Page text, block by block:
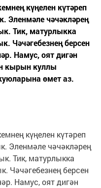
күңелен күтәреп
Эленмәле чәчәкләрең
Тик, матурлыкка
Чәчәгебезнең берсен
Намус, оят дигән
кырын куллы
өмет аз.
күңелен күтәреп
Эленмәле чәчәкләрең
Тик, матурлыкка
Чәчәгебезнең берсен
Намус, оят дигән